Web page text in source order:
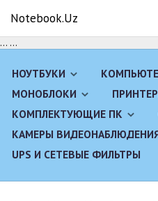
... ...
Notebook.Uz
НОУТБУКИ
МОНОБЛОКИ
КОМПЛЕКТУЮЩИЕ ПК
КАМЕРЫ
UPS И СЕТЕВЫЕ ФИЛЬТРЫ